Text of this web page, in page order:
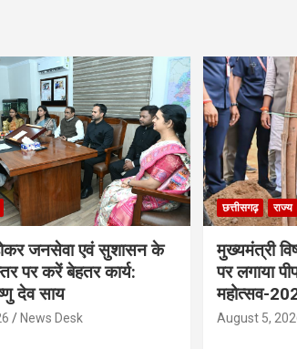
जनसेवा एवं सुशासन के
पर करें बेहतर कार्य:
देव साय
News Desk
छत्तीसगढ़ राज्य
मुख्यमंत्री
पर लगाया
महोत्सव-
August 5,